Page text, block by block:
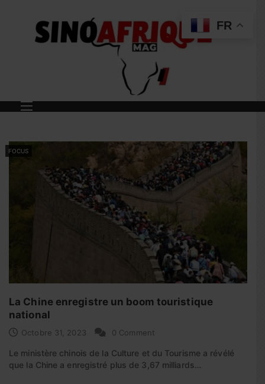
FOCUS
La Chine enregistre un boom touristique
national
Octobre 31, 2023 0 Comment
Le ministère chinois de la Culture et du Tourisme a révélé
que la Chine a enregistré plus de 3,67 milliards…
FR